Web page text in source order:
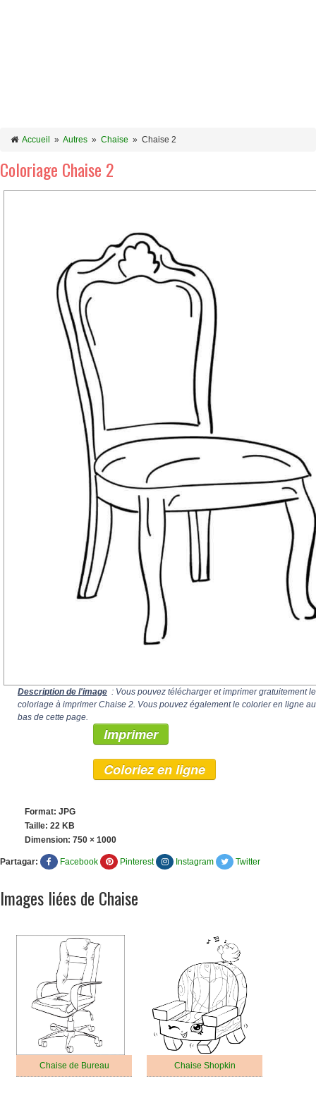
Accueil » Autres » Chaise » Chaise 2
Coloriage Chaise 2
Description de l'image : Vous pouvez télécharger et imprimer gratuitement le
coloriage à imprimer Chaise 2. Vous pouvez également le colorier en ligne au
bas de cette page.
Imprimer
Coloriez en ligne
Format: JPG
Taille: 22 KB
Dimension: 750 × 1000
Partagar: Facebook Pinterest Instagram Twitter
Images liées de Chaise
Chaise de Bureau Chaise Shopkin